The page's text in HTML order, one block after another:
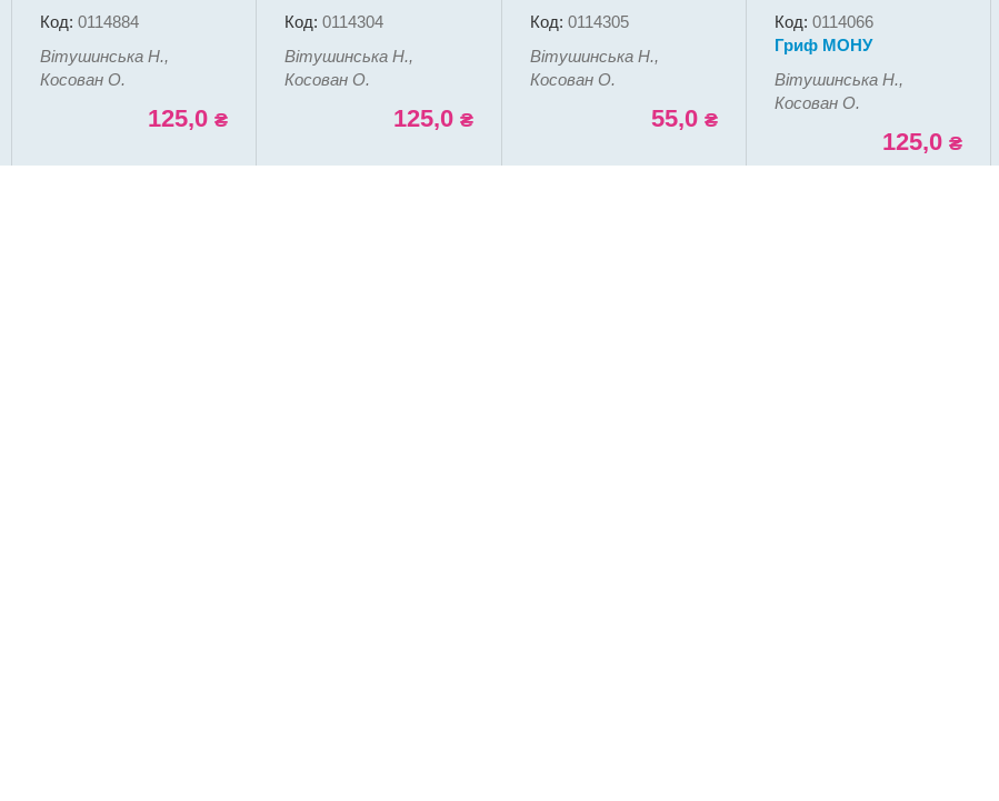
Код: 0114884
Вітушинська Н.,
Косован О.
125,0₴
Код:0114304
Вітушинська Н.,
Косован О.
125,0 ₴
Код: 0114305
Вітушинська Н.,
Косован О.
55,0 ₴
Код: 0114066
Гриф МОНУ
Вітушинська Н.,
Косован О.
125,0₴